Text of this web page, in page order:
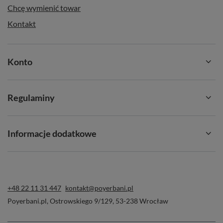
Przepis na zjawiskowe Mango Matcha
Latte z owocową chmurką 🍹
Chcę wymienić towar
Kontakt
Konto
Regulaminy
Informacje dodatkowe
+48 22 11 31 447 kontakt@poyerbani.pl
Poyerbani.pl, Ostrowskiego 9/129, 53-238Wrocław